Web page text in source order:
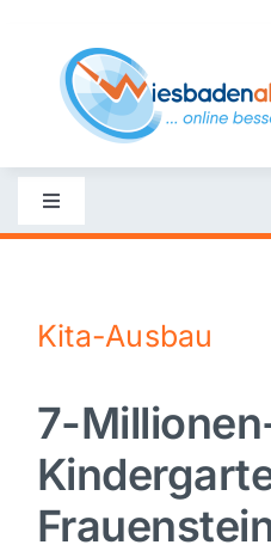
content
Toggle
Navigation
Nachrichten
Politik
Wirtschaft
Kita-Ausbau
7-